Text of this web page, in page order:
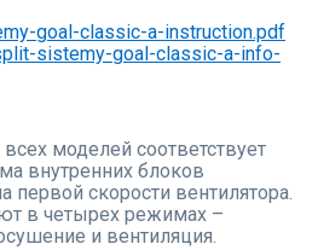
goal-classic-a-instruction.pdf
sistemy-goal-classic-a-info-
моделей соответствует
внутренних блоков
первой скорости вентилятора.
в четырех режимах –
и вентиляция.